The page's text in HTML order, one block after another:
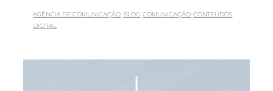
AGÊNCIA DE COMUNICAÇÃO BLOG COMUNICAÇÃO CONTEÚDOS
DIGITAL